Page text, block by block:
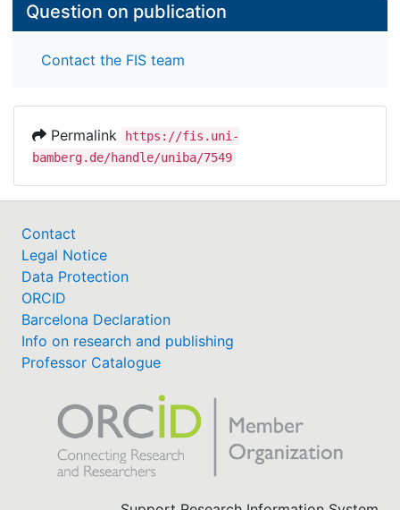
Question on publication
Contact the FIS team
Permalink
https://fis.uni-
bamberg.de/handle/uniba/7549
Contact
Legal Notice
Data Protection
ORCID
Barcelona Declaration
Info on research and publishing
Professor Catalogue